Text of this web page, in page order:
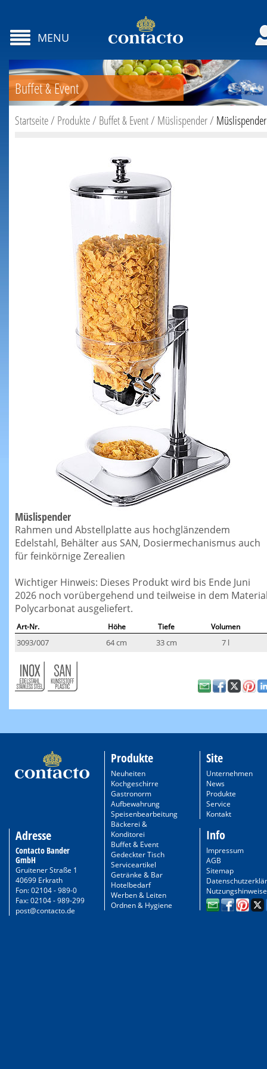
MENU
Buffet & Event
Startseite/ Produkte/ Buffet & Event/ Müslispender/ Müslispender
Müslispender
Rahmen und Abstellplatte aus hochglänzendem
Edelstahl, Behälter aus SAN, Dosiermechanismus auch
für feinkörnige Zerealien
Wichtiger Hinweis: Dieses Produkt wird bis Ende Juni
2026 noch vorübergehend und teilweise in dem
Polycarbonat ausgeliefert.
Art-Nr. Höhe Tiefe Volumen
3093/007 64 cm 33 cm 7 l
Adresse
Contacto Bander
GmbH
Gruitener Straße 1
40699 Erkrath
Fon: 02104 - 989-0
Fax: 02104 - 989-299
post@contacto.de
Produkte
Neuheiten
Kochgeschirre
Gastronorm
Aufbewahrung
Speisenbearbeitung
Bäckerei &
Konditorei
Buffet & Event
Gedeckter Tisch
Serviceartikel
Getränke & Bar
Hotelbedarf
Werben & Leiten
Ordnen & Hygiene
Site
Unternehmen
News
Produkte
Service
Kontakt
Info
Impressum
AGB
Sitemap
Nutzungshinweise